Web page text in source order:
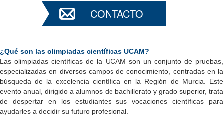
CONTACTO
¿Qué son las olimpiadas científicas UCAM?
Las olimpiadas científicas de la UCAM son un conjunto de pruebas,
especializadas en diversos campos de conocimiento, centradas en la
búsqueda de la excelencia científica en la Región de Murcia. Este
evento anual, dirigido a alumnos de bachillerato y grado superior, trata
de despertar en los estudiantes sus vocaciones científicas para
ayudarles a decidir su futuro profesional.